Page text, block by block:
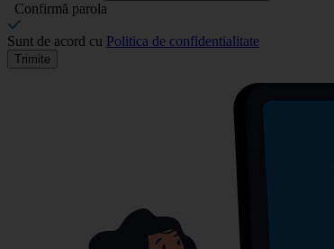
Confirmă parola
Sunt de acord cu Politica de confidentialitate
Trimite